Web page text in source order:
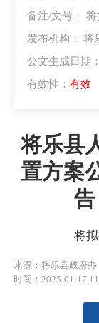
备注/文号：
发布机构： 将
公文生成日期
有效性： 有效
将乐县
置方案
告
将
来源：将乐县政府办
时间：2025-01-17